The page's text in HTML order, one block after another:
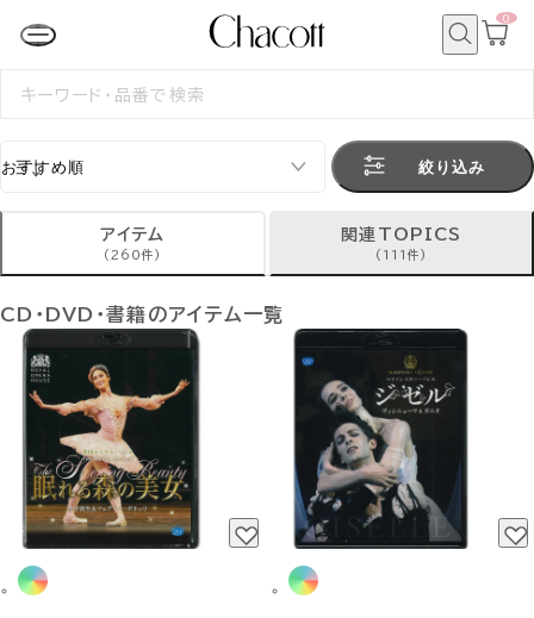
カ
0
検
絞り込み
アイテム
(260件)
関連TOPICS
(111件)
CD・DVD・書籍のアイテム一覧